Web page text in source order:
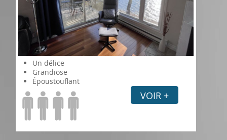
Un délice
Grandiose
Époustouflant
VOIR +